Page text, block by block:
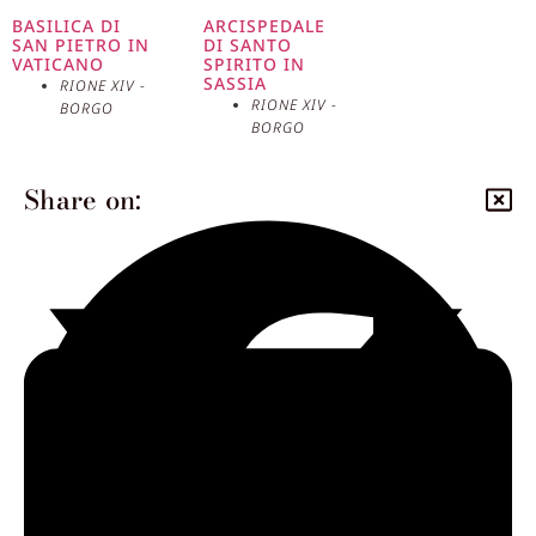
BASILICA DI
SAN PIETRO IN
VATICANO
RIONE XIV -
BORGO
ARCISPEDALE
DI SANTO
SPIRITO IN
SASSIA
RIONE XIV -
BORGO
Share on: